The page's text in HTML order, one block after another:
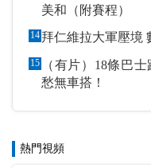
美和（附賽程）
14
15
（有片）18條巴
愁無車搭！
熱門視頻